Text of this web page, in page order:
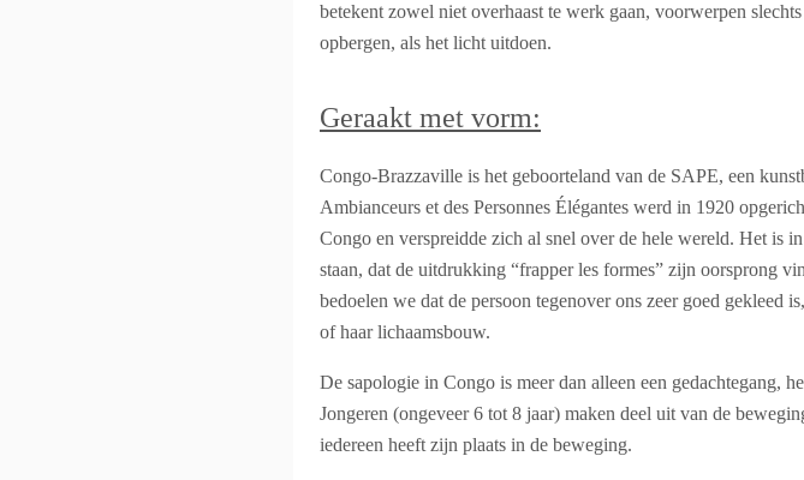
betekent zowel niet overhaast te werk gaan, voorwerpen
opbergen, als het licht uitdoen.
Geraakt met vorm:
Congo-Brazzaville is het geboorteland van de SAPE, een
Ambianceurs et des Personnes Élégantes werd in 1920
Congo en verspreidde zich al snel over de hele wereld. Het is
staan, dat de uitdrukking “frapper les formes” zijn oorsprong
bedoelen we dat de persoon tegenover ons zeer goed gekleed
of haar lichaamsbouw.
De sapologie in Congo is meer dan alleen een gedachtegang,
Jongeren (ongeveer 6 tot 8 jaar) maken deel uit van de
iedereen heeft zijn plaats in de beweging.